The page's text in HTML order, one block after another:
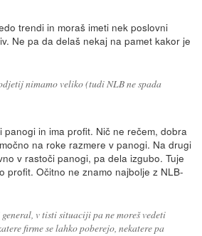
trendi in moraš imeti nek poslovni
Ne pa da delaš nekaj na pamet kakor je
nimamo veliko (tudi NLB ne spada
panogi in ima profit. Nič ne rečem, dobra
na roke razmere v panogi. Na drugi
v rastoči panogi, pa dela izgubo. Tuje
profit. Očitno ne znamo najbolje z NLB-
v tisti situaciji pa ne moreš vedeti
firme se lahko poberejo, nekatere pa